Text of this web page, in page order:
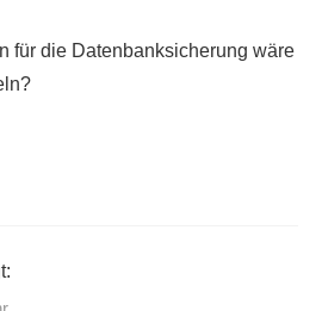
für die Datenbanksicherung wäre